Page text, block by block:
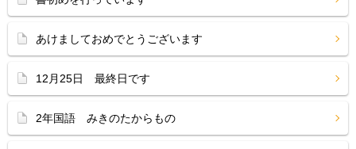
あけましておめでとうございます
12月25日 最終日です
2年国語 みきのたからもの